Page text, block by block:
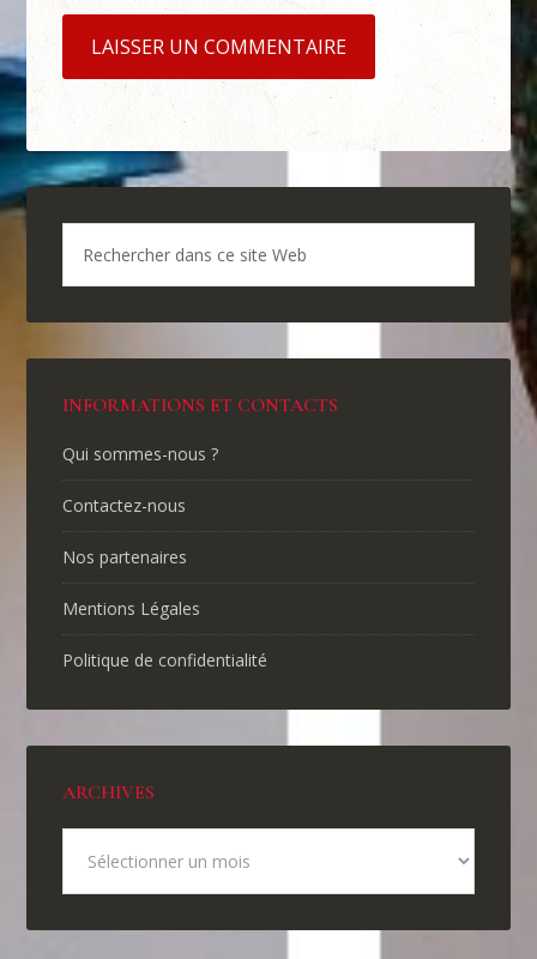
INFORMATIONS ET CONTACTS
Qui sommes-nous ?
Contactez-nous
Nos partenaires
Mentions Légales
Politique de confidentialité
ARCHIVES